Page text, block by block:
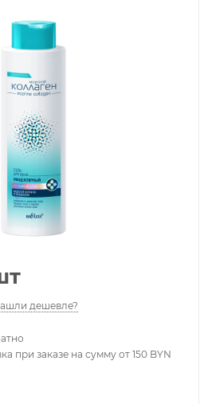
дешевле?
при заказе на сумму от 150 BYN